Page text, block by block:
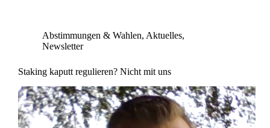
Abstimmungen & Wahlen, Aktuelles,
Newsletter
Staking kaputt regulieren? Nicht mit uns